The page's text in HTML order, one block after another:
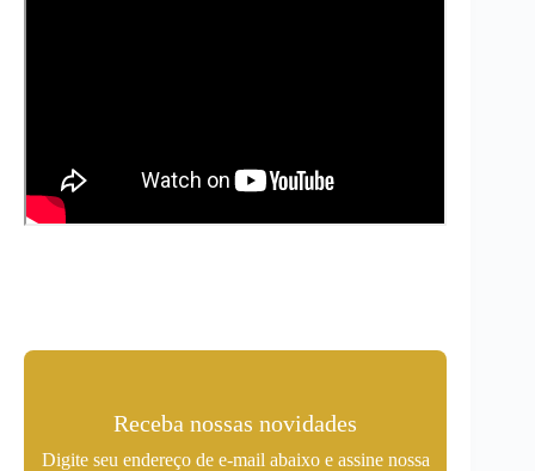
Receba nossas novidades
Digite seu endereço de e-mail abaixo e assine nossa